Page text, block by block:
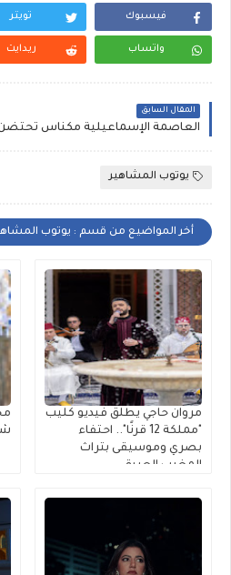
فيسبوك تويتر
واتساب ريدايت
المقال السابق
يوتوب المشاهير
أخر المواضيع من قسم : يوتوب
مروان حاجي يطلق فيديو كليب
"مملكة 12 قرنًا".. احتفاء
بصري وموسيقى بتراث
المغرب العريق